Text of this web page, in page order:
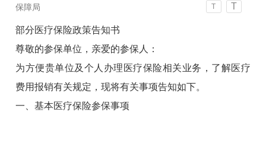
保障局
T T
部分医疗保险政策告知书
尊敬的参保单位，亲爱的参保人：
为方便贵单位及个人办理医疗保险相关业务，了解医疗
费用报销有关规定，现将有关事项告知如下。
一 、基本医疗保险参保事项